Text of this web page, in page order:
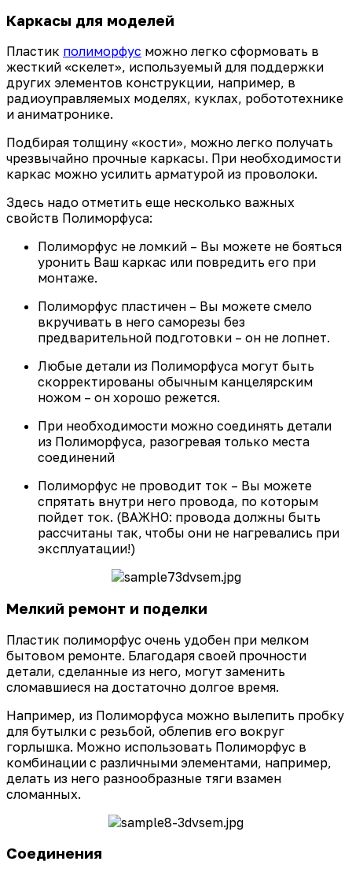
Каркасы для моделей
Пластик полиморфус можно легко сформовать в
жесткий «скелет», используемый для поддержки
других элементов конструкции, например, в
радиоуправляемых моделях, куклах, робототехнике
и аниматронике.
Подбирая толщину «кости», можно легко получать
чрезвычайно прочные каркасы. При необходимости
каркас можно усилить арматурой из проволоки.
Здесь надо отметить еще несколько важных
свойств Полиморфуса:
Полиморфус не ломкий – Вы можете не бояться
уронить Ваш каркас или повредить его при
монтаже.
Полиморфус пластичен – Вы можете смело
вкручивать в него саморезы без
предварительной подготовки – он не лопнет.
Любые детали из Полиморфуса могут быть
скорректированы обычным канцелярским
ножом – он хорошо режется.
При необходимости можно соединять детали
из Полиморфуса, разогревая только места
соединений
Полиморфус не проводит ток – Вы можете
спрятать внутри него провода, по которым
пойдет ток. (ВАЖНО: провода должны быть
рассчитаны так, чтобы они не нагревались при
эксплуатации!)
Мелкий ремонт и поделки
Пластик полиморфус очень удобен при мелком
бытовом ремонте. Благодаря своей прочности
детали, сделанные из него, могут заменить
сломавшиеся на достаточно долгое время.
Например, из Полиморфуса можно вылепить пробку
для бутылки с резьбой, облепив его вокруг
горлышка. Можно использовать Полиморфус в
комбинации с различными элементами, например,
делать из него разнообразные тяги взамен
сломанных.
Соединения